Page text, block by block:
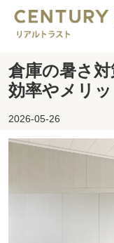
倉庫の暑さ
効率やメリ
2026-05-26